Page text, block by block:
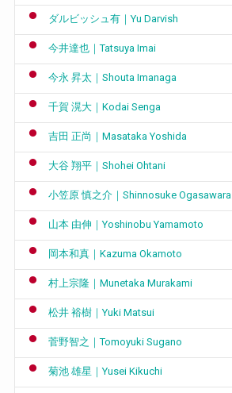
ダルビッシュ有｜Yu Darvish
今井達也｜Tatsuya Imai
今永 昇太｜Shouta Imanaga
千賀 滉大｜Kodai Senga
吉田 正尚｜Masataka Yoshida
大谷 翔平｜Shohei Ohtani
小笠原 慎之介｜Shinnosuke Ogasawara
山本 由伸｜Yoshinobu Yamamoto
岡本和真｜Kazuma Okamoto
村上宗隆｜Munetaka Murakami
松井 裕樹｜Yuki Matsui
菅野智之｜Tomoyuki Sugano
菊池 雄星｜Yusei Kikuchi